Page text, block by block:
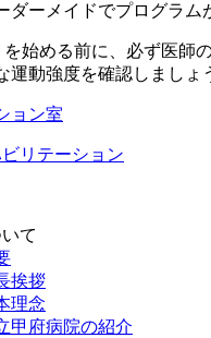
ダーメイドでプログラム
始める前に、必ず医師
運動強度を確認しましょ
ョン室
リテーション
て
挨拶
理念
甲府病院の紹介